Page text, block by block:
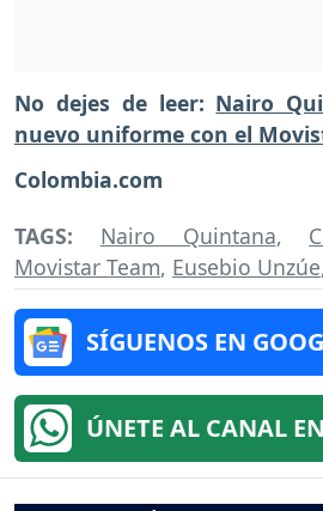
No dejes de leer: Nairo
nuevo uniforme con el
Colombia.com
TAGS: Nairo Quintana,
Movistar Team, Eusebio Unzúe
SÍGUENOS EN
ÚNETE AL CANAL